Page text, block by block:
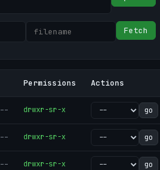
Fetch
Permissions Actions
-- drwxr-sr-x go
-- drwxr-sr-x go
-- drwxr-sr-x go